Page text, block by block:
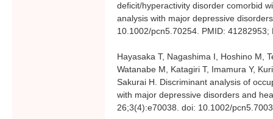
deficit/hyperactivity disorder comorbid
analysis with major depressive
10.1002/pcn5.70254. PMID: 41282953;
Hayasaka T, Nagashima I, Hoshino M,
Watanabe M, Katagiri T, Imamura Y,
Sakurai H. Discriminant analysis of
with major depressive disorders and
26;3(4):e70038. doi: 10.1002/